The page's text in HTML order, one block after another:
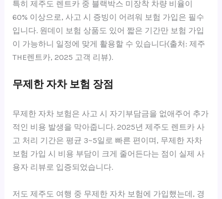
특히 제주도 렌트카 중 블랙박스 미장착 차량 비율이
60% 이상으로, 사고 시 증빙이 어려워 보험 가입은 필수
입니다. 원데이 보험 상품도 있어 짧은 기간만 보험 가입
이 가능하니 일정에 맞게 활용할 수 있습니다(출처: 제주
THE렌트카, 2025 고객 리뷰).
무제한 자차 보험 장점
무제한 자차 보험은 사고 시 자기부담금을 없애주어 추가
적인 비용 발생을 막아줍니다. 2025년 제주도 렌트카 사
고 처리 기간은 평균 3~5일로 빠른 편이며, 무제한 자차
보험 가입 시 비용 부담이 크게 줄어든다는 점이 실제 사
용자 리뷰로 입증되었습니다.
저도 제주도 여행 중 무제한 자차 보험에 가입했는데, 경